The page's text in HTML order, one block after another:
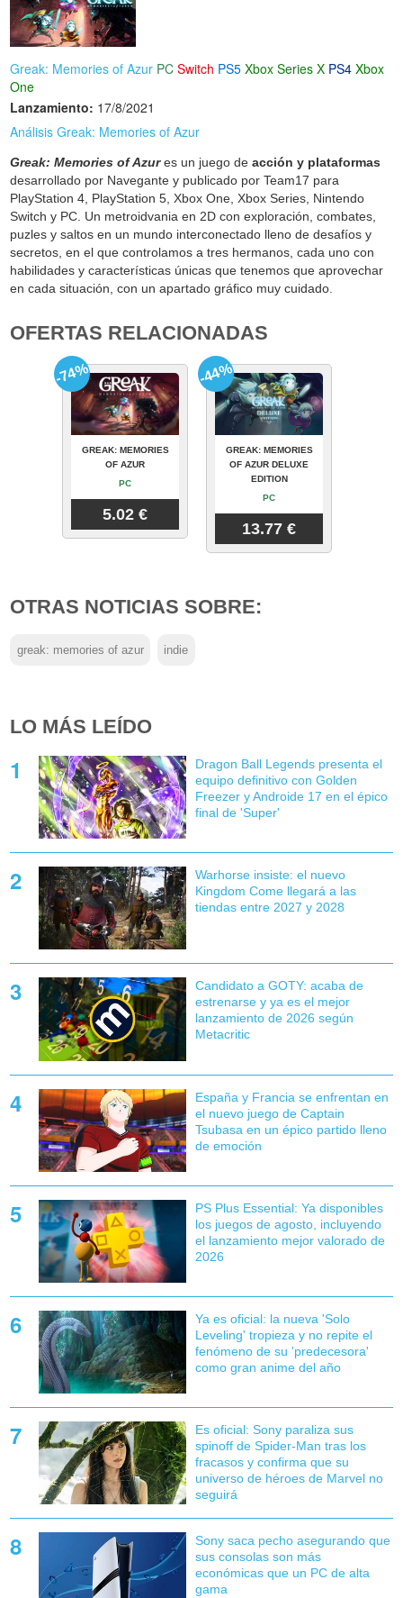
Greak: Memories of Azur PC Switch PS5 Xbox Series X PS4 Xbox
One
Lanzamiento: 17/8/2021
Análisis Greak: Memories of Azur
Greak: Memories of Azures un juego deacción y plataformas
desarrollado por Navegante y publicado por Team17 para
PlayStation 4, PlayStation 5, Xbox One, Xbox Series, Nintendo
Switch y PC. Un metroidvania en 2D con exploración, combates,
puzles y saltos en un mundo interconectado lleno de desafíos y
secretos, en el que controlamos a tres hermanos, cada uno con
habilidades y características únicas que tenemos que aprovechar
en cada situación, con un apartado gráfico muy cuidado.
OFERTAS RELACIONADAS
GREAK: MEMORIES
OF AZUR
PC
5.02 €
-74%
GREAK: MEMORIES
OF AZUR DELUXE
EDITION
PC
13.77 €
-44%
OTRAS NOTICIAS SOBRE:
greak: memories of azur indie
LO MÁS LEÍDO
Dragon Ball Legends presenta el
equipo definitivo con Golden
Freezer y Androide 17 en el épico
final de 'Super'
Warhorse insiste: el nuevo
Kingdom Come llegará a las
tiendas entre 2027 y 2028
Candidato a GOTY: acaba de
estrenarse y ya es el mejor
lanzamiento de 2026 según
Metacritic
España y Francia se enfrentan en
el nuevo juego de Captain
Tsubasa en un épico partido lleno
de emoción
PS Plus Essential: Ya disponibles
los juegos de agosto, incluyendo
el lanzamiento mejor valorado de
2026
Ya es oficial: la nueva 'Solo
Leveling' tropieza y no repite el
fenómeno de su 'predecesora'
como gran anime del año
Es oficial: Sony paraliza sus
spinoff de Spider-Man tras los
fracasos y confirma que su
universo de héroes de Marvel no
seguirá
Sony saca pecho asegurando que
sus consolas son más
económicas que un PC de alta
gama